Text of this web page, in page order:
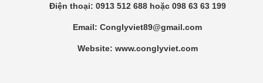
Điện thoại: 0913 512 688 hoặc 098 63 63 199
Email: Conglyviet89@gmail.com
Website: www.conglyviet.com